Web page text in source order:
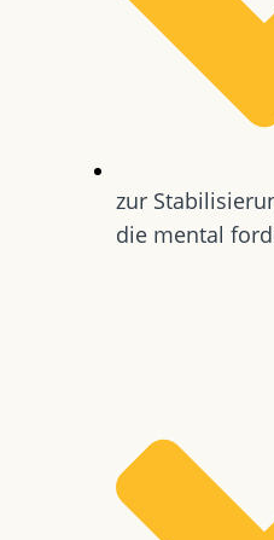
zur
die mental